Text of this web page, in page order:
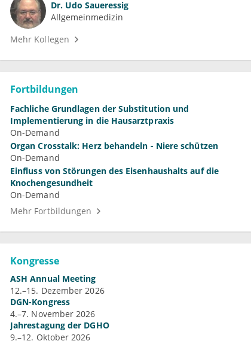
Dr. Udo Saueressig
Allgemeinmedizin
Mehr Kollegen
Fortbildungen
Fachliche Grundlagen der Substitution und
Implementierung in die Hausarztpraxis
On-Demand
Organ Crosstalk: Herz behandeln - Niere schützen
On-Demand
Einfluss von Störungen des Eisenhaushalts auf die
Knochengesundheit
On-Demand
Mehr Fortbildungen
Kongresse
ASH Annual Meeting
12.–15. Dezember 2026
DGN-Kongress
4.–7. November 2026
Jahrestagung der DGHO
9.–12. Oktober 2026